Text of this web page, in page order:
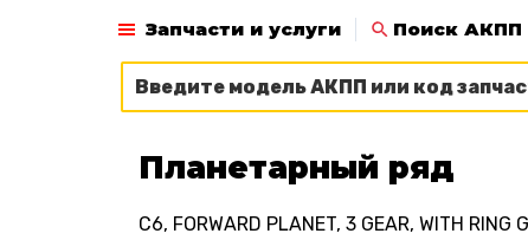
Запчасти и услуги
Поиск АКПП
Планетарный ряд
C6, FORWARD PLANET, 3 GEAR, WITH RING